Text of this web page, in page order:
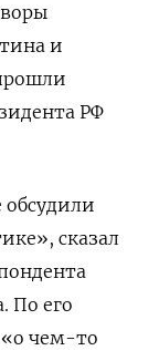
и
РФ
​сказал
⁠По его
​чем-то